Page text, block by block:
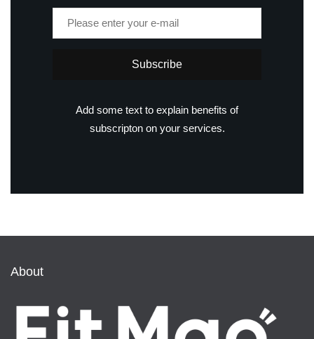
Subscribe
Add some text to explain benefits of
subscripton on your services.
About